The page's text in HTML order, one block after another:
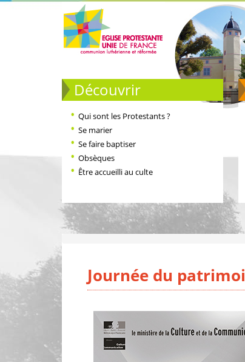
Découvrir
Qui sont les Protestants ?
Se marier
Se faire baptiser
Obsèques
Être accueilli au culte
Journée du